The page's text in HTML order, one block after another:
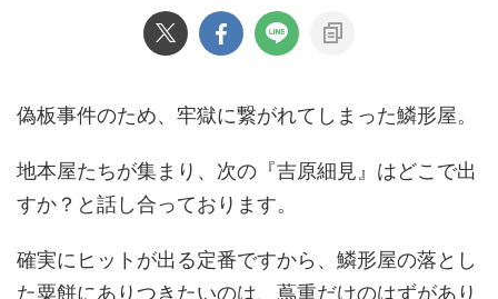
偽板事件のため、牢獄に繋がれてしまった鱗形屋。
地本屋たちが集まり、次の『吉原細見』はどこで出
すか？と話し合っております。
確実にヒットが出る定番ですから、鱗形屋の落とし
た粟餅にありつきたいのは、蔦重だけのはずがあり